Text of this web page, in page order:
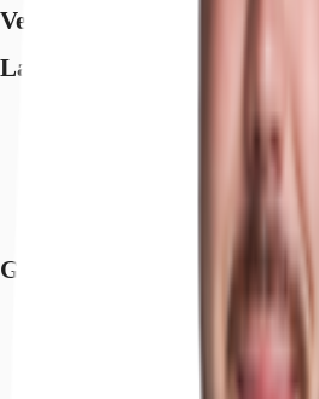
Verfügbare Fläche
Lage und Verkehrsanbindung
Hafen, Duisburg, Fahrzeit: 49 min
Grundriss